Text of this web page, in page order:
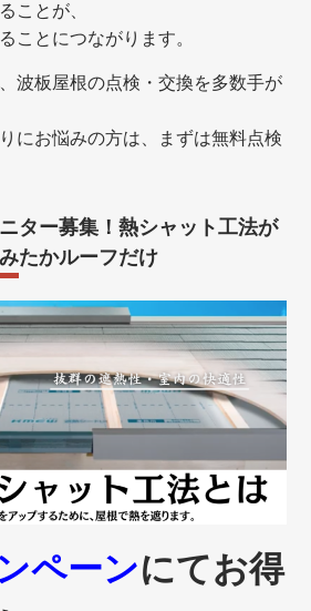
ことが、
ことにつながります。
波板屋根の点検・交換を多数手が
にお悩みの方は、まずは無料点検
ター募集！熱シャット工法が
たかルーフだけ
ペーンにてお得